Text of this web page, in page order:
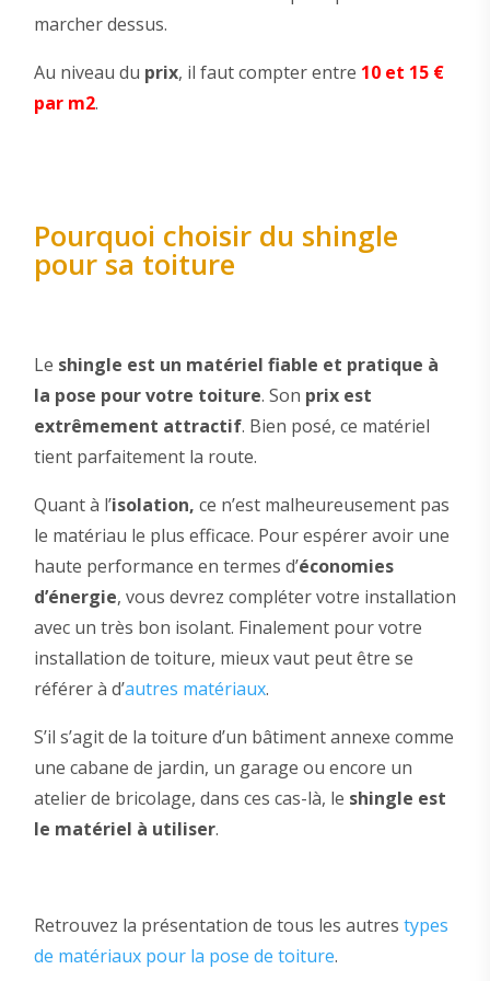
marcher dessus.
Au niveau du prix, il faut compter entre 10 et 15 €
par m2.
Pourquoi choisir du shingle
pour sa toiture
Le shingle est un matériel fiable et pratique à
la pose pour votre toiture. Son prix est
extrêmement attractif. Bien posé, ce matériel
tient parfaitement la route.
Quant à l’isolation, ce n’est malheureusement pas
le matériau le plus efficace. Pour espérer avoir une
haute performance en termes d’économies
d’énergie, vous devrez compléter votre installation
avec un très bon isolant. Finalement pour votre
installation de toiture, mieux vaut peut être se
référer à d’autres matériaux.
S’il s’agit de la toiture d’un bâtiment annexe comme
une cabane de jardin, un garage ou encore un
atelier de bricolage, dans ces cas-là, le shingle est
le matériel à utiliser.
Retrouvez la présentation de tous les autres types
de matériaux pour la pose de toiture.